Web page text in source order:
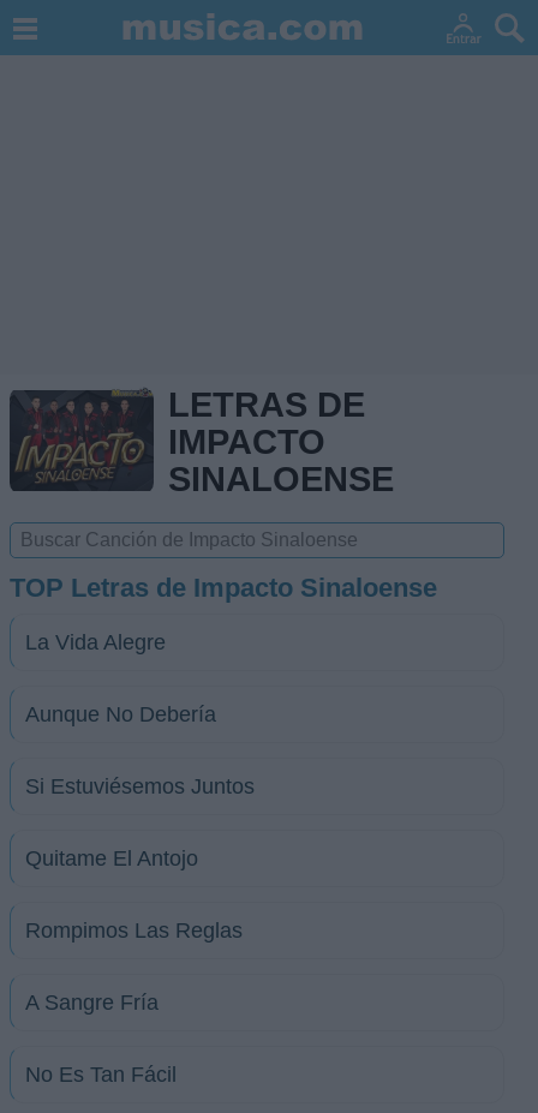
LETRAS DE
IMPACTO
SINALOENSE
TOP Letras de Impacto Sinaloense
La Vida Alegre
Aunque No Debería
Si Estuviésemos Juntos
Quitame El Antojo
Rompimos Las Reglas
A Sangre Fría
No Es Tan Fácil